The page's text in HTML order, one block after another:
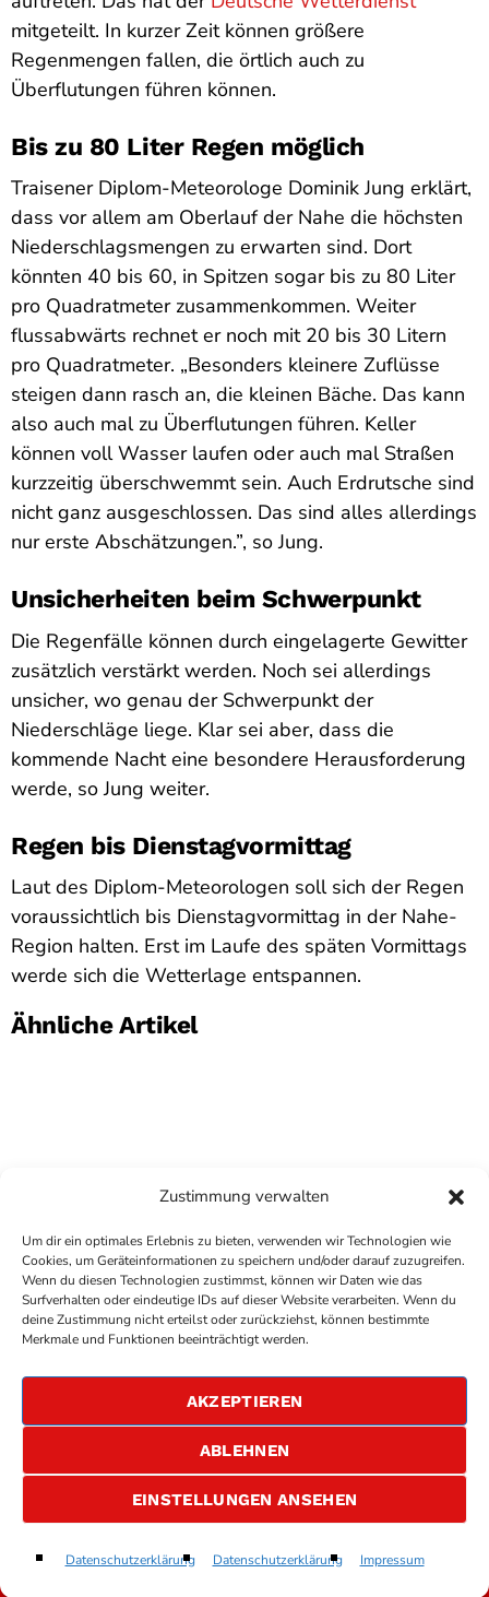
Zustimmung verwalten
Um dir ein optimales Erlebnis zu bieten, verwenden wir Technologien wie
Cookies, um Geräteinformationen zu speichern und/oder darauf zuzugreifen.
Wenn du diesen Technologien zustimmst, können wir Daten wie das
Surfverhalten oder eindeutige IDs auf dieser Website verarbeiten. Wenn du
deine Zustimmung nicht erteilst oder zurückziehst, können bestimmte
Merkmale und Funktionen beeinträchtigt werden.
AKZEPTIEREN
ABLEHNEN
EINSTELLUNGEN ANSEHEN
Datenschutzerklärung Datenschutzerklärung Impressum
play_arrow
Dancing With Tears In My Eyes
mitgeteilt. In kurzer Zeit können größere
Regenmengen fallen, die örtlich auch zu
Überflutungen führen können.
Bis zu 80 Liter Regen möglich
Traisener Diplom-Meteorologe Dominik Jung erklärt,
dass vor allem am Oberlauf der Nahe die höchsten
Niederschlagsmengen zu erwarten sind. Dort
könnten 40 bis 60, in Spitzen sogar bis zu 80 Liter
pro Quadratmeter zusammenkommen. Weiter
flussabwärts rechnet er noch mit 20 bis 30 Litern
pro Quadratmeter. „Besonders kleinere Zuflüsse
steigen dann rasch an, die kleinen Bäche. Das kann
also auch mal zu Überflutungen führen. Keller
können voll Wasser laufen oder auch mal Straßen
kurzzeitig überschwemmt sein. Auch Erdrutsche sind
nicht ganz ausgeschlossen. Das sind alles allerdings
nur erste Abschätzungen.”, so Jung.
Unsicherheiten beim Schwerpunkt
Die Regenfälle können durch eingelagerte Gewitter
zusätzlich verstärkt werden. Noch sei allerdings
unsicher, wo genau der Schwerpunkt der
Niederschläge liege. Klar sei aber, dass die
kommende Nacht eine besondere Herausforderung
werde, so Jung weiter.
Regen bis Dienstagvormittag
Laut des Diplom-Meteorologen soll sich der Regen
voraussichtlich bis Dienstagvormittag in der Nahe-
Region halten. Erst im Laufe des späten Vormittags
werde sich die Wetterlage entspannen.
Ähnliche Artikel
COPYRIGHTANTENNE BAD KREUZNACH
DATENSCHUTZERKLÄRUNG
ALLGEMEINE GESCHÄFTSBEDINGUNGEN
GEWINNSPIELBEDINGUNGEN